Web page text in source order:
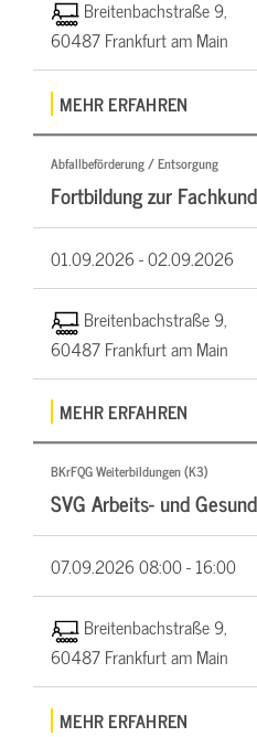
Breitenbachstraße 9,
60487 Frankfurt am Main
MEHR ERFAHREN
Abfallbeförderung / Entsorgung
Fortbildung zur
01.09.2026 -02.09.2026
Breitenbachstraße 9,
60487 Frankfurt am Main
MEHR ERFAHREN
BKrFQG Weiterbildungen (K3)
SVG Arbeits- und
07.09.202608:00 - 16:00
Breitenbachstraße 9,
60487 Frankfurt am Main
MEHR ERFAHREN